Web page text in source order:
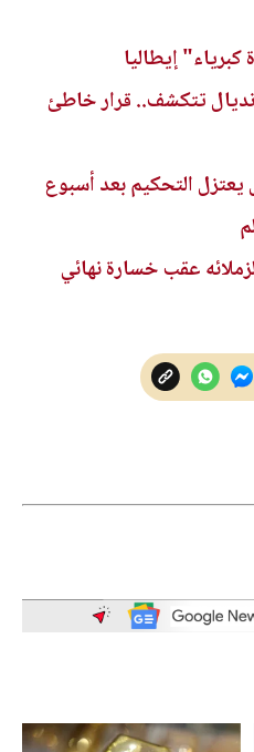
إيطاليا
تتكشف.. قرار خاطئ
التحكيم بعد أسبوع
عقب خسارة نهائي